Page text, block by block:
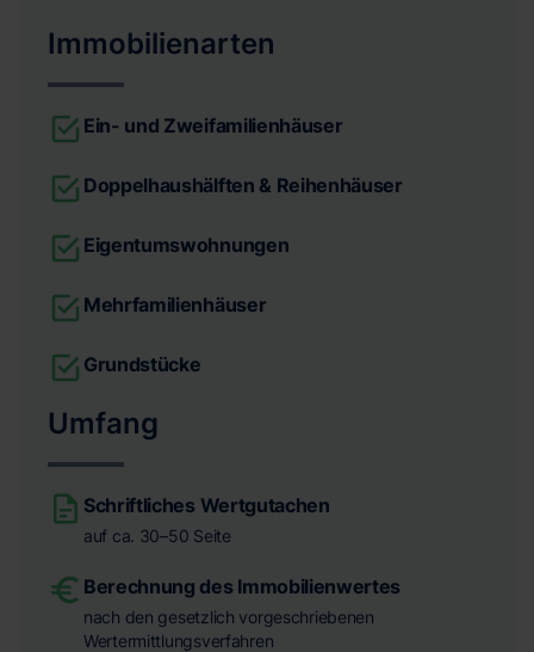
Immobilienarten
Ein- und Zweifamilienhäuser
Doppelhaushälften & Reihenhäuser
Eigentumswohnungen
Mehrfamilienhäuser
Grundstücke
Umfang
Schriftliches Wertgutachen
auf ca. 30–50 Seite
Berechnung des Immobilienwertes
nach den gesetzlich vorgeschriebenen
Wertermittlungsverfahren